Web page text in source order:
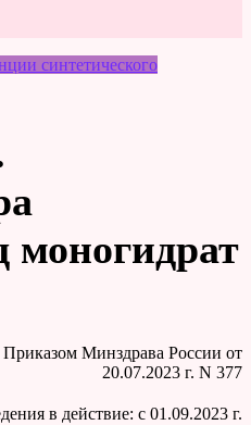
синтетического
моногидрат
Приказом Минздрава России от
20.07.2023 г. N 377
в действие: c 01.09.2023 г.